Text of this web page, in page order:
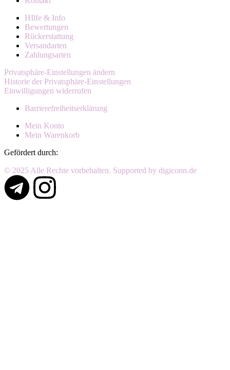
HIlfe & Info
Bewertungen
Rückerstattung
Versandarten
Zahlungsarten
Privatsphäre-Einstellungen ändern
Historie der Privatsphäre-Einstellungen
Einwilligungen widerrufen
Barrierefreiheitserklärung
Mein Konto
Mein Warenkorb
Gefördert durch:
© 2025 Alle Rechte vorbehalten. Supported by digiconn.de